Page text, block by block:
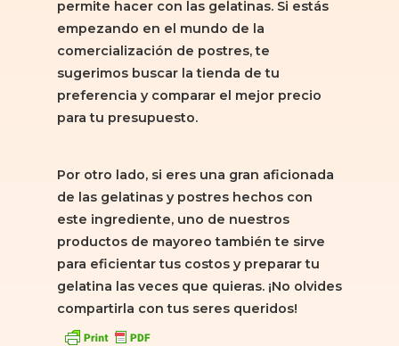
permite hacer con las gelatinas. Si estás
empezando en el mundo de la
comercialización de postres, te
sugerimos buscar la tienda de tu
preferencia y comparar el mejor precio
para tu presupuesto.
Por otro lado, si eres una gran aficionada
de las gelatinas y postres hechos con
este ingrediente, uno de nuestros
productos de mayoreo también te sirve
para eficientar tus costos y preparar tu
gelatina las veces que quieras. ¡No olvides
compartirla con tus seres queridos!